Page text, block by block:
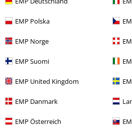
EMP Polska
EMP Norge
EMP Suomi
EMP United Kingdom
EMP Danmark
EMP Österreich
Onze klantenservice staat
Bereikbaar: maandag van 09:00 uur tot
Klantenservice
Veelgestelde vragen
Retourvoorwaarden